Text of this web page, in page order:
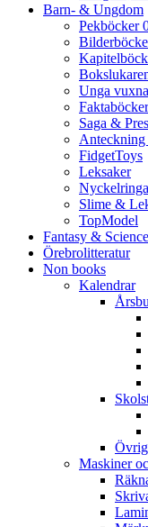
Barn- & Ungdom
Pekböcker
Unga vuxna
Faktaböcker
Saga &
FidgetToys
Leksaker
Slime &
TopModel
Fantasy &
Örebrolitteratur
Non books
Kalendrar
Maskiner